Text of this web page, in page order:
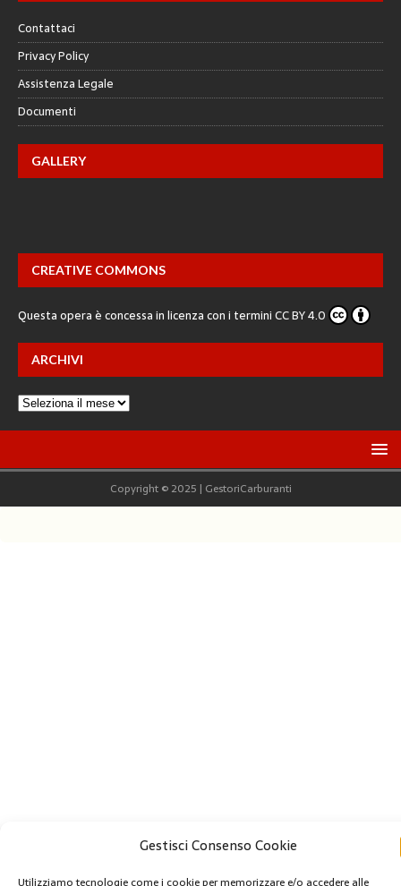
Gestisci Consenso Cookie
Utilizziamo tecnologie come i cookie per memorizzare e/o accedere alle
Contattaci
Privacy Policy
Assistenza Legale
Documenti
GALLERY
CREATIVE COMMONS
Questa opera è concessa in licenza con i terminiCC BY 4.0
ARCHIVI
Copyright © 2025 | GestoriCarburanti